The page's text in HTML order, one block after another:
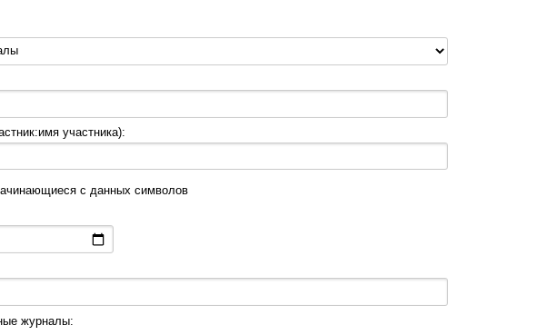
участника):
с данных символов
журналы: